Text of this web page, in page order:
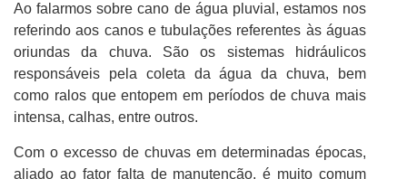
Ao falarmos sobre cano de água pluvial, estamos nos
referindo aos canos e tubulações referentes às águas
oriundas da chuva. São os sistemas hidráulicos
responsáveis pela coleta da água da chuva, bem
como ralos que entopem em períodos de chuva mais
intensa, calhas, entre outros.
Com o excesso de chuvas em determinadas épocas,
aliado ao fator falta de manutenção, é muito comum